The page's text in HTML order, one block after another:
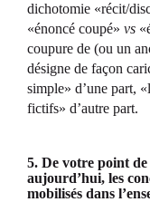
dichotomie «récit/
«énoncé coupé» vs
coupure de (ou un
désigne de façon
simple» d’une part,
fictifs» d’autre part.
5. De votre point de
aujourd’hui, les
mobilisés dans